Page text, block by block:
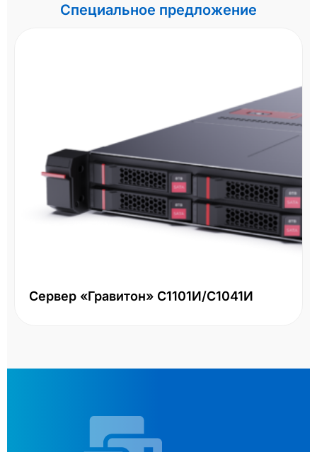
Специальное предложение
СХД HPE MSA 2060 R0Q73A -
LFF
Два контроллера 16Gb FC, большой форм-